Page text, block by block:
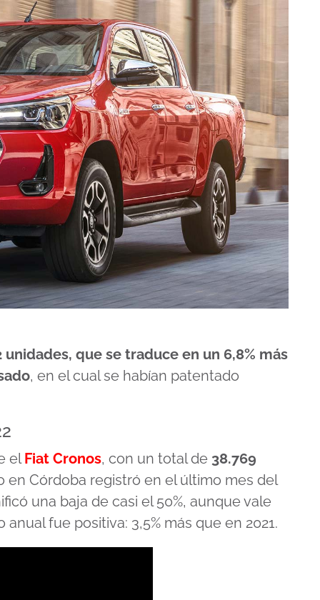
unidades, que se traduce en un 6,8% más
, en el cual se habían patentado
elFiat Cronos, con un total de 38.769
en Córdoba registró en el último mes del
una baja de casi el 50%, aunque vale
fue positiva: 3,5% más que en 2021.